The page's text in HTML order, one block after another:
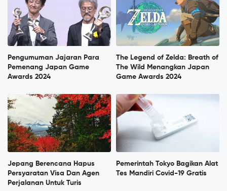
Pengumuman Jajaran Para
Pemenang Japan Game
Awards 2024
The Legend of Zelda: Breath of
The Wild Menangkan Japan
Game Awards 2024
Jepang Berencana Hapus
Persyaratan Visa Dan Agen
Perjalanan Untuk Turis
Pemerintah Tokyo Bagikan Alat
Tes Mandiri Covid-19 Gratis